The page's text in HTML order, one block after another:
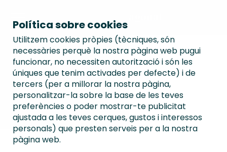
Política sobre cookies
Utilitzem cookies pròpies (tècniques, són
necessàries perquè la nostra pàgina web pugui
funcionar, no necessiten autorització i són les
úniques que tenim activades per defecte) i de
tercers (per a millorar la nostra pàgina,
personalitzar-la sobre la base de les teves
preferències o poder mostrar-te publicitat
ajustada a les teves cerques, gustos i interessos
personals) que presten serveis per a la nostra
pàgina web.